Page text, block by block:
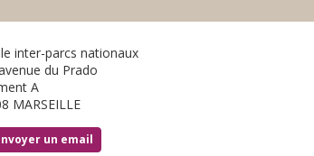
inter-parcs nationaux
du Prado
A
MARSEILLE
un email